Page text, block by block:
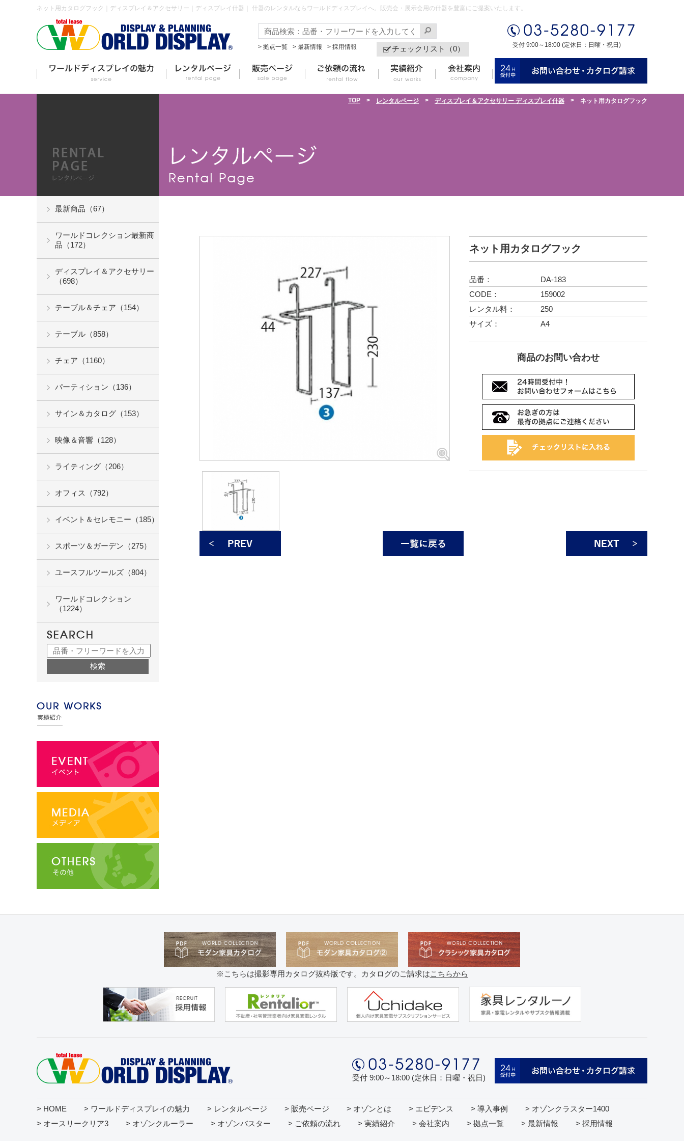
ネット用カタログフック｜ディスプレイ＆アクセサリー｜ディスプレイ什器｜ 什器のレンタルならワールドディスプレイへ。販売会・展示会用の什器を豊富にご提案いたします。
> 拠点一覧 > 最新情報 > 採用情報 チェックリスト（0） 受付 9:00～18:00 (定休日：日曜・祝日)
TOP > レンタルページ > ディスプレイ＆アクセサリー ディスプレイ什器 > ネット用カタログフック
ネット用カタログフック
品番：
DA-183
CODE：
159002
レンタル料：
250
サイズ：
A4
商品のお問い合わせ
最新商品（67）
ワールドコレクション最新商
品（172）
ディスプレイ＆アクセサリー
（698）
テーブル＆チェア（154）
テーブル（858）
チェア（1160）
パーティション（136）
サイン＆カタログ（153）
映像＆音響（128）
ライティング（206）
オフィス（792）
イベント＆セレモニー（185）
スポーツ＆ガーデン（275）
ユースフルツールズ（804）
ワールドコレクション
（1224）
※こちらは撮影専用カタログ抜粋版です。カタログのご請求はこちらから
受付 9:00～18:00 (定休日：日曜・祝日)
> HOME > ワールドディスプレイの魅力 > レンタルページ > 販売ページ > オゾンとは > エビデンス > 導入事例
> オゾンクラスター1400
> オースリークリア3
> オゾンクルーラー > オゾンバスター > ご依頼の流れ > 実績紹介 > 会社案内 > 拠点一覧 > 最新情報 > 採用情報